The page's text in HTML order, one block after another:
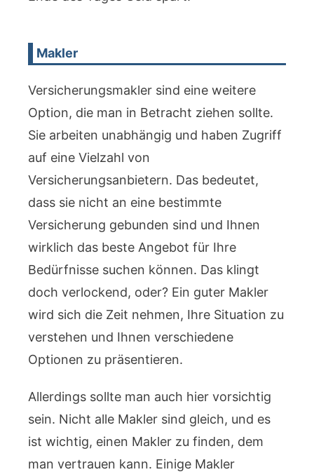
Makler
Versicherungsmakler sind eine weitere
Option, die man in Betracht ziehen sollte.
Sie arbeiten unabhängig und haben Zugriff
auf eine Vielzahl von
Versicherungsanbietern. Das bedeutet,
dass sie nicht an eine bestimmte
Versicherung gebunden sind und Ihnen
wirklich das beste Angebot für Ihre
Bedürfnisse suchen können. Das klingt
doch verlockend, oder? Ein guter Makler
wird sich die Zeit nehmen, Ihre Situation zu
verstehen und Ihnen verschiedene
Optionen zu präsentieren.
Allerdings sollte man auch hier vorsichtig
sein. Nicht alle Makler sind gleich, und es
ist wichtig, einen Makler zu finden, dem
man vertrauen kann. Einige Makler